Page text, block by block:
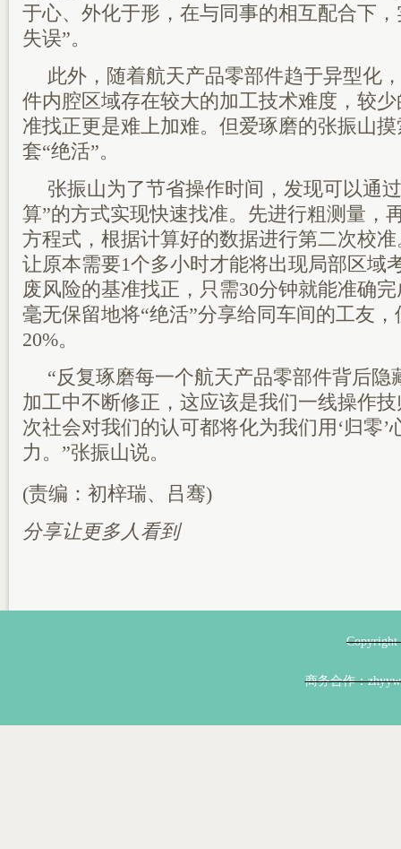
于心、外化于形，在与同事的相互配合下
失误”。
此外，随着航天产品零部件趋于异型化
件内腔区域存在较大的加工技术难度，较
准找正更是难上加难。但爱琢磨的张振山
套“绝活”。
张振山为了节省操作时间，发现可以通
算”的方式实现快速找准。先进行粗测量，
方程式，根据计算好的数据进行第二次校
让原本需要1个多小时才能将出现局部区域
废风险的基准找正，只需30分钟就能准确
毫无保留地将“绝活”分享给同车间的工友
20%。
“反复琢磨每一个航天产品零部件背后隐
加工中不断修正，这应该是我们一线操作
次社会对我们的认可都将化为我们用‘归零’
力。”张振山说。
(责编：初梓瑞、吕骞)
分享让更多人看到
商务合作：